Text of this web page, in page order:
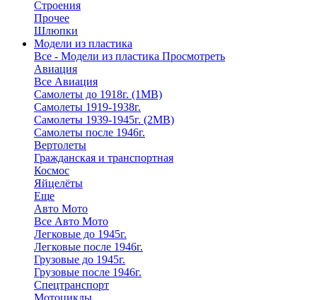
Строения
Прочее
Шлюпки
Модели из пластика
Все - Модели из пластика Просмотреть
Авиация
Все Авиация
Самолеты до 1918г. (1МВ)
Самолеты 1919-1938г.
Самолеты 1939-1945г. (2МВ)
Самолеты после 1946г.
Вертолеты
Гражданская и транспортная
Космос
Яйцелёты
Еще
Авто Мото
Все Авто Мото
Легковые до 1945г.
Легковые после 1946г.
Грузовые до 1945г.
Грузовые после 1946г.
Спецтранспорт
Мотоциклы